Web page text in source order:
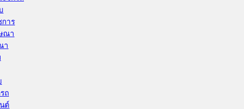
การ
ณา
า
ถ
ต์